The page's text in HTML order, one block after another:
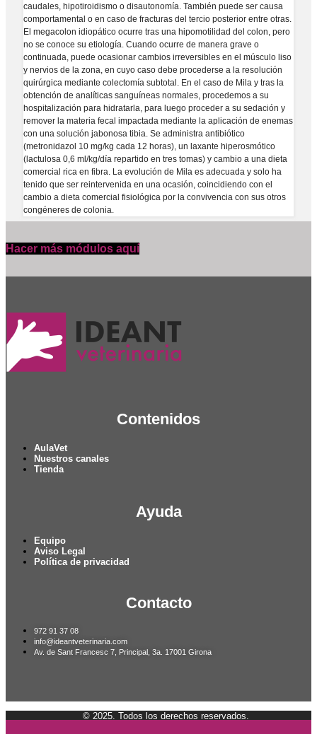
caudales, hipotiroidismo o disautonomía. También puede ser causa
comportamental o en caso de fracturas del tercio posterior entre otras.
El megacolon idiopático ocurre tras una hipomotilidad del colon, pero
no se conoce su etiología. Cuando ocurre de manera grave o
continuada, puede ocasionar cambios irreversibles en el músculo liso
y nervios de la zona, en cuyo caso debe procederse a la resolución
quirúrgica mediante colectomía subtotal. En el caso de Mila y tras la
obtención de analíticas sanguíneas normales, procedemos a su
hospitalización para hidratarla, para luego proceder a su sedación y
remover la materia fecal impactada mediante la aplicación de enemas
con una solución jabonosa tibia. Se administra antibiótico
(metronidazol 10 mg/kg cada 12 horas), un laxante hiperosmótico
(lactulosa 0,6 ml/kg/día repartido en tres tomas) y cambio a una dieta
comercial rica en fibra. La evolución de Mila es adecuada y solo ha
tenido que ser reintervenida en una ocasión, coincidiendo con el
cambio a dieta comercial fisiológica por la convivencia con sus otros
congéneres de colonia.
Hacer más módulos aquí
Contenidos
AulaVet
Nuestros canales
Tienda
Ayuda
Equipo
Aviso Legal
Política de privacidad
Contacto
972 91 37 08
info@ideantveterinaria.com
Av. de Sant Francesc 7, Principal, 3a. 17001 Girona
© 2025. Todos los derechos reservados.